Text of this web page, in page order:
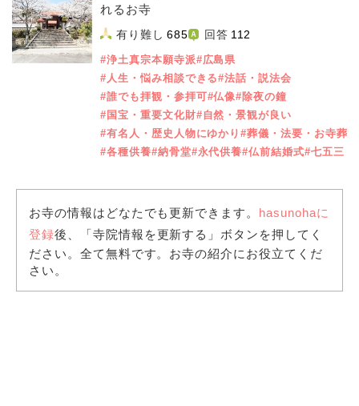
れるお寺
有り難し 685 回答 112
#浄土真宗本願寺派#広島県
#人生・悩み相談できる#法話・説法会
#誰でも拝観・参拝可#仏像#除夜の鐘
#国宝・重要文化財#自然・景観が良い
#有名人・歴史人物にゆかり#葬儀・法要・お寺葬
#各種供養#納骨堂#永代供養#仏前結婚式#七五三
お寺の情報はどなたでも更新できます。 hasunohaに
登録後、「寺院情報を更新する」ボタンを押してく
ださい。全て無料です。お寺の紹介にお役立てくだ
さい。